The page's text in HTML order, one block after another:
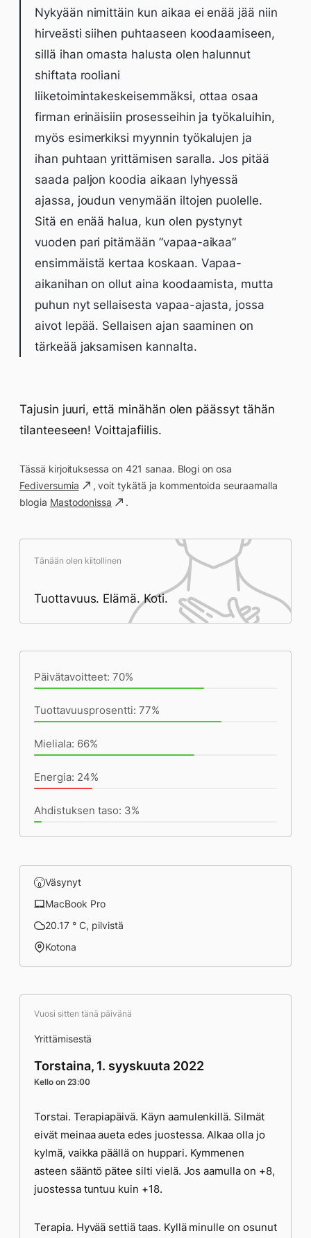
Nykyään nimittäin kun aikaa ei enää jää niin
hirveästi siihen puhtaaseen koodaamiseen,
sillä ihan omasta halusta olen halunnut
shiftata rooliani
liiketoimintakeskeisemmäksi, ottaa osaa
firman erinäisiin prosesseihin ja työkaluihin,
myös esimerkiksi myynnin työkalujen ja
ihan puhtaan yrittämisen saralla. Jos pitää
saada paljon koodia aikaan lyhyessä
ajassa, joudun venymään iltojen puolelle.
Sitä en enää halua, kun olen pystynyt
vuoden pari pitämään ”vapaa-aikaa”
ensimmäistä kertaa koskaan. Vapaa-
aikanihan on ollut aina koodaamista, mutta
puhun nyt sellaisesta vapaa-ajasta, jossa
aivot lepää. Sellaisen ajan saaminen on
tärkeää jaksamisen kannalta.
Tajusin juuri, että minähän olen päässyt tähän
tilanteeseen! Voittajafiilis.
Tässä kirjoituksessa on 421 sanaa. Blogi on osa
Fediversumia
, voit tykätä ja kommentoida seuraamalla
blogia Mastodonissa .
Tänään olen kiitollinen
Tuottavuus. Elämä. Koti.
Päivätavoitteet: 70%
Tuottavuusprosentti: 77%
Mieliala: 66%
Energia: 24%
Ahdistuksen taso: 3%
Väsynyt
MacBook Pro
20.17 ° C, pilvistä
Kotona
Vuosi sitten tänä päivänä
Yrittämisestä
Torstaina, 1. syyskuuta 2022
Kello on 23:00
Torstai. Terapiapäivä. Käyn aamulenkillä. Silmät
eivät meinaa aueta edes juostessa. Alkaa olla jo
kylmä, vaikka päällä on huppari. Kymmenen
asteen sääntö pätee silti vielä. Jos aamulla on +8,
juostessa tuntuu kuin +18.
Terapia. Hyvää settiä taas. Kyllä minulle on osunut